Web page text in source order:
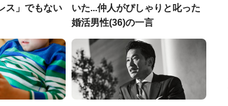
ス」でもない
いた...仲人がぴしゃりと叱った
婚活男性(36)の一言